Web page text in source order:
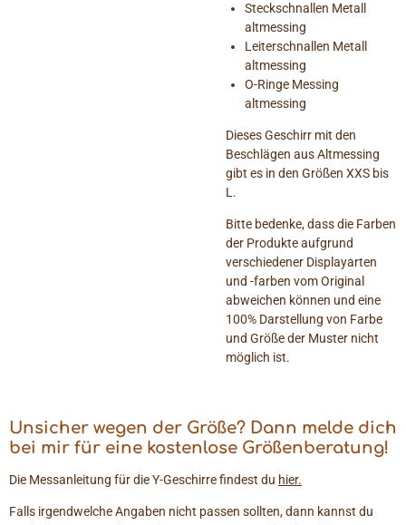
Steckschnallen Metall
altmessing
Leiterschnallen Metall
altmessing
O-Ringe Messing
altmessing
Dieses Geschirr mit den
Beschlägen aus Altmessing
gibt es in den Größen XXS bis
L.
Bitte bedenke, dass die Farben
der Produkte aufgrund
verschiedener Displayarten
und -farben vom Original
abweichen können und eine
100% Darstellung von Farbe
und Größe der Muster nicht
möglich ist.
Unsicher wegen der Größe? Dann melde dich
bei mir für eine kostenlose Größenberatung!
Die Messanleitung für die Y-Geschirre findest du hier.
Falls irgendwelche Angaben nicht passen sollten, dann kannst du